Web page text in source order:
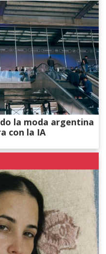
la moda argentina
con la IA